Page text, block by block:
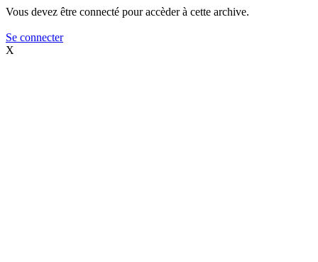
Vous devez être connecté pour accèder à cette archive.
Se connecter
X